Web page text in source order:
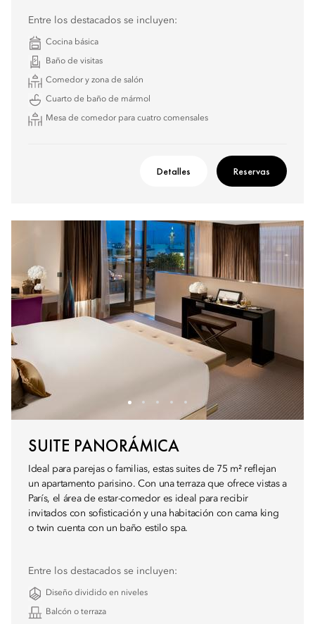
Entre los destacados se incluyen:
Cocina básica
Baño de visitas
Comedor y zona de salón
Cuarto de baño de mármol
Mesa de comedor para cuatro comensales
Detalles Reservas
SUITE PANORÁMICA
Ideal para parejas o familias, estas suites de 75 m² reflejan
un apartamento parisino. Con una terraza que ofrece vistas a
París, el área de estar-comedor es ideal para recibir
invitados con sofisticación y una habitación con cama king
o twin cuenta con un baño estilo spa.
Entre los destacados se incluyen:
Diseño dividido en niveles
Balcón o terraza